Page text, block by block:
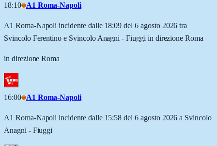
18:10 A1 Roma-Napoli
A1 Roma-Napoli incidente dalle 18:09 del 6 agosto 2026 tra
Svincolo Ferentino e Svincolo Anagni - Fiuggi in direzione Roma
in direzione Roma
16:00 A1 Roma-Napoli
A1 Roma-Napoli incidente dalle 15:58 del 6 agosto 2026 a Svincolo
Anagni - Fiuggi